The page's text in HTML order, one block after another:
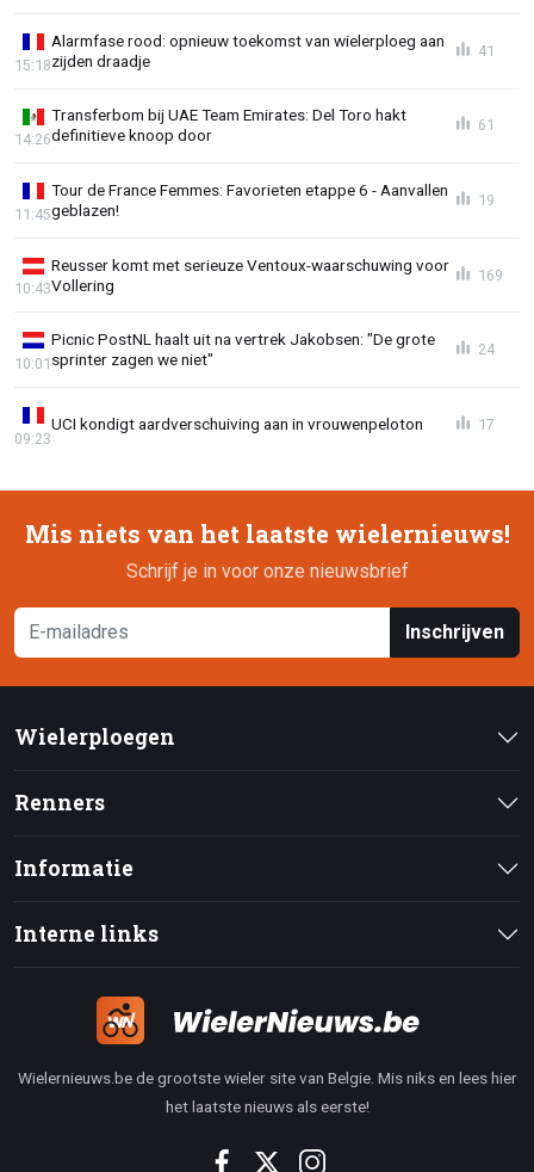
Alarmfase rood: opnieuw toekomst van wielerploeg aan
zijden draadje
15:18
41
Transferbom bij UAE Team Emirates: Del Toro hakt
definitieve knoop door
14:26
61
Tour de France Femmes: Favorieten etappe 6 - Aanvallen
geblazen!
11:45
19
Reusser komt met serieuze Ventoux-waarschuwing voor
Vollering
10:43
169
Picnic PostNL haalt uit na vertrek Jakobsen: "De grote
sprinter zagen we niet"
10:01
24
UCI kondigt aardverschuiving aan in vrouwenpeloton
09:23
17
Mis niets van het laatste wielernieuws!
Schrijf je in voor onze nieuwsbrief
Inschrijven
Wielerploegen
Renners
Informatie
Interne links
Wielernieuws.be de grootste wieler site van Belgie. Mis niks en lees hier
het laatste nieuws als eerste!